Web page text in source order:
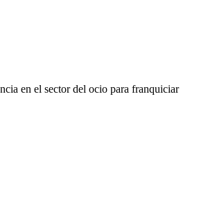
en el sector del ocio para franquiciar